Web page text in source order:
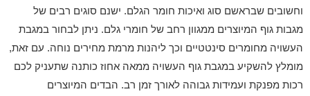
וחשובים שבראשם סוג ואיכות חומר הגלם. ישנם סוגים רבים של
מגבות גוף המיוצרים ממגוון רחב של חומרי גלם. ניתן לבחור במגבת
העשויה מחומרים סינטטיים וכך ליהנות מרמת מחירים נוחה. עם זאת,
מומלץ להשקיע במגבת גוף העשויה ממאה אחוז כותנה שתעניק לכם
רכות מפנקת ועמידות גבוהה לאורך זמן רב. הבדים המיוצרים